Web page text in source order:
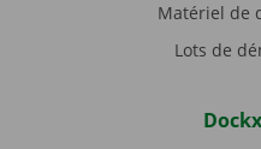
Matériel de
Lots de